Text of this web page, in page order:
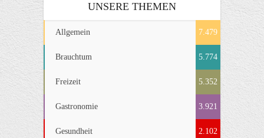
UNSERE THEMEN
Allgemein 7.479
Brauchtum 5.774
Freizeit 5.352
Gastronomie 3.921
Gesundheit 2.102